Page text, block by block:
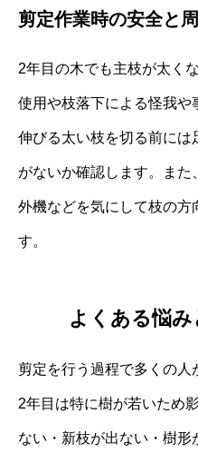
剪定作業時の安全と
2年目の木でも主枝が太く
使用や枝落下による怪我や
伸びる太い枝を切る前には
がないか確認します。ま
外機などを気にして枝の
す。
よくある悩
剪定を行う過程で多くの人
2年目は特に樹が若いため
ない・新枝が出ない・樹形